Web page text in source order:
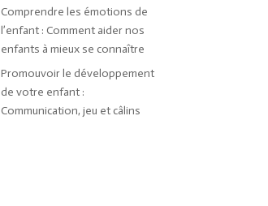
Comprendre les émotions de
l’enfant : Comment aider nos
enfants à mieux se connaître
Promouvoir le développement
de votre enfant :
Communication, jeu et câlins